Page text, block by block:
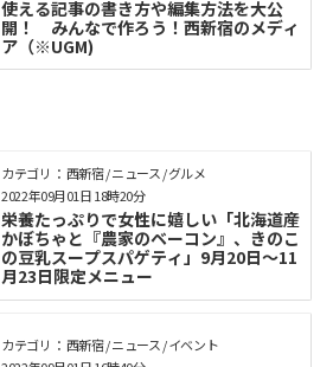
使える記事の書き方や編集方法を大公
開！ みんなで作ろう！西新宿のメディ
ア（※UGM)
カテゴリ： 西新宿 / ニュース / グルメ
栄養たっぷりで女性に嬉しい「北海道産
かぼちゃと『農家のベーコン』、きのこ
の豆乳スープスパゲティ」9月20日〜11
月23日限定メニュー
2022年09月01日 18時20分
カテゴリ： 西新宿 / ニュース / イベント